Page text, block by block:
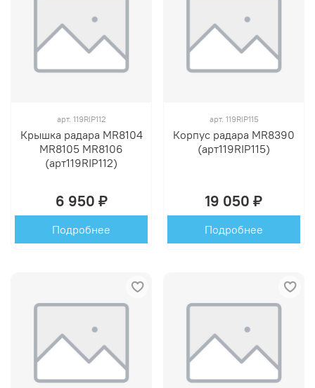
арт. 119RIP112
Крышка радара MR8104
MR8105 MR8106
(арт119RIP112)
6 950 ₽
Подробнее
арт. 119RIP115
Корпус радара MR8390
(арт119RIP115)
19 050 ₽
Подробнее